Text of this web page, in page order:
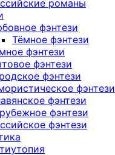
романы
фэнтези
Тёмное фэнтези
фэнтези
фэнтези
фэнтези
фэнтези
фэнтези
фэнтези
фэнтези